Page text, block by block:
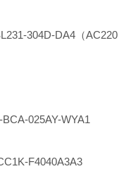
304D-DA4（AC220
025AY-WYA1
F4040A3A3